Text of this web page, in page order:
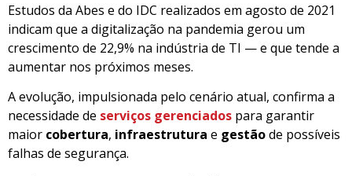
Estudos da Abes e do IDC realizados em agosto de 2021
indicam que a digitalização na pandemia gerou um
crescimento de 22,9% na indústria de TI — e que tende a
aumentar nos próximos meses.
A evolução, impulsionada pelo cenário atual, confirma a
necessidade de serviços gerenciados para garantir
maior cobertura, infraestrutura e gestãode possíveis
falhas de segurança.